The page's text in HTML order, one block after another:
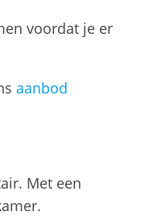
voordat je er
aanbod
Met een